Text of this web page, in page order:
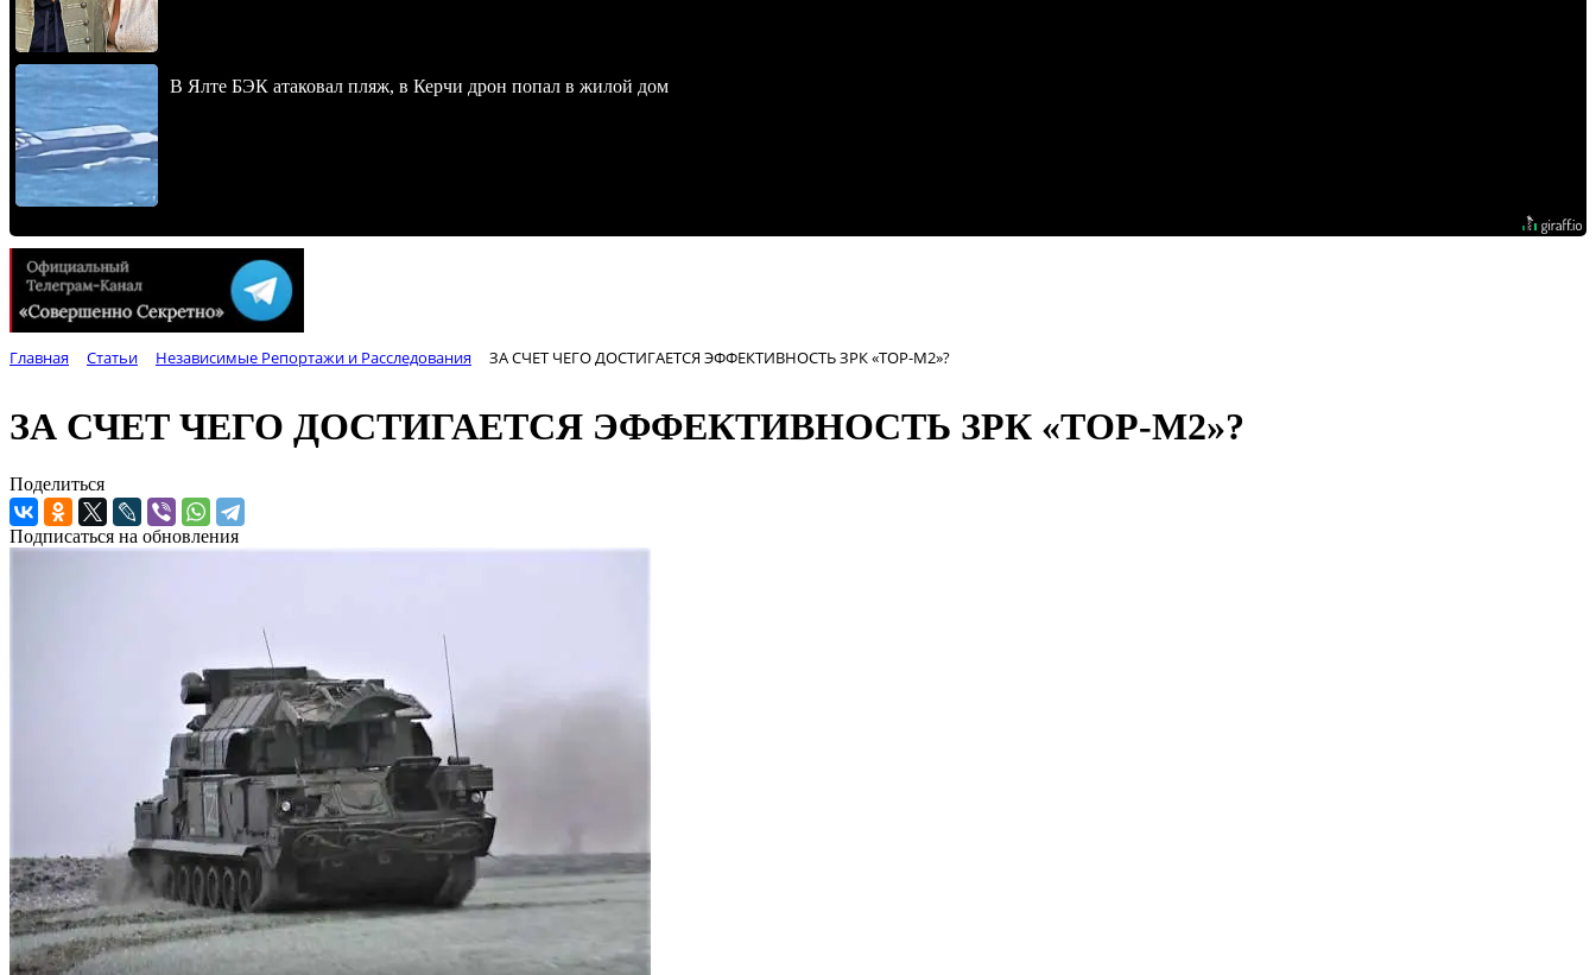
В Ялте БЭК атаковал пляж, в Керчи дрон попал в жилой дом
Главная Статьи Независимые Репортажи и Расследования ЗА СЧЕТ ЧЕГО ДОСТИГАЕТСЯ ЭФФЕКТИВНОСТЬ ЗРК «ТОР-М2»?
ЗА СЧЕТ ЧЕГО ДОСТИГАЕТСЯ ЭФФЕКТИВНОСТЬ ЗРК «ТОР-М2»?
Поделиться
Подписаться на обновления